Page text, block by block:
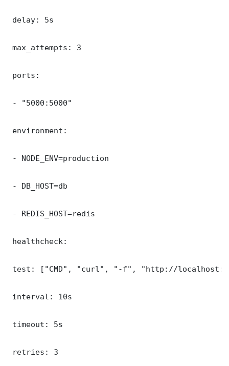
delay: 5s
max_attempts: 3
ports:
- "5000:5000"
environment:
- NODE_ENV=production
- DB_HOST=db
- REDIS_HOST=redis
healthcheck:
test: ["CMD", "curl", "-f", "http://
interval: 10s
timeout: 5s
retries: 3